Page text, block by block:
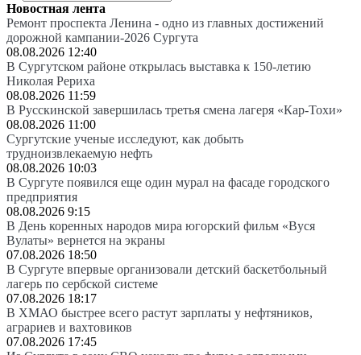
Новостная лента
Ремонт проспекта Ленина - одно из главных достижений
дорожной кампании-2026 Сургута
08.08.2026 12:40
В Сургутском районе открылась выставка к 150-летию
Николая Рериха
08.08.2026 11:59
В Русскинской завершилась третья смена лагеря «Кар-Тохи»
08.08.2026 11:00
Сургутские ученые исследуют, как добыть
трудноизвлекаемую нефть
08.08.2026 10:03
В Сургуте появился еще один мурал на фасаде городского
предприятия
08.08.2026 9:15
В День коренных народов мира югорский фильм «Вуся
Вулаты» вернется на экраны
07.08.2026 18:50
В Сургуте впервые организовали детский баскетбольный
лагерь по сербской системе
07.08.2026 18:17
В ХМАО быстрее всего растут зарплаты у нефтяников,
аграриев и вахтовиков
07.08.2026 17:45